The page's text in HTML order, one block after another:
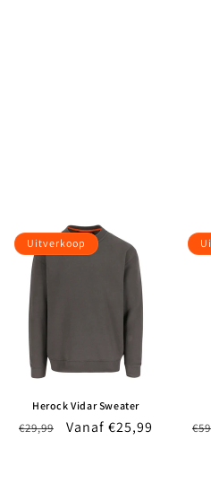
Uitverkoop
Herock Vidar Sweater
Normale
€29,99 Aanbiedingsprijs
Vanaf €25,99